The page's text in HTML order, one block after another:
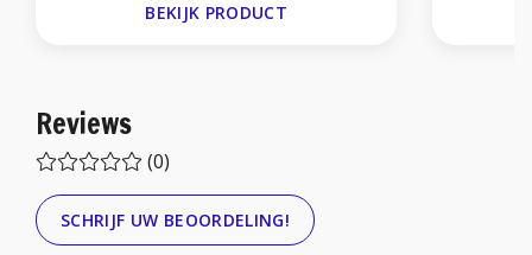
BEKIJK PRODUCT
Reviews
(0)
SCHRIJF UW BEOORDELING!